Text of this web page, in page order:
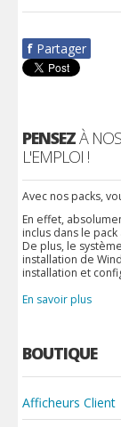
f Partager
PENSEZÀ
L'EMPLOI !
Avec nos packs,
En effet,
inclus dans le
De plus, le
installation de
installation et
En savoir plus
BOUTIQUE
Afficheurs Client